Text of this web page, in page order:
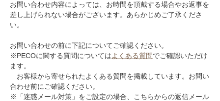
お問い合わせ内容によっては、お時間を頂戴する場合やお返事を
差し上げられない場合がございます。あらかじめご了承くださ
い。
お問い合わせの前に下記についてご確認ください。
※PECOに関する質問についてはよくある質問でご確認いただけ
ます。
お客様から寄せられたよくある質問を掲載しています。お問い
合わせ前にご確認ください。
※「迷惑メール対策」をご設定の場合、こちらからの返信メール